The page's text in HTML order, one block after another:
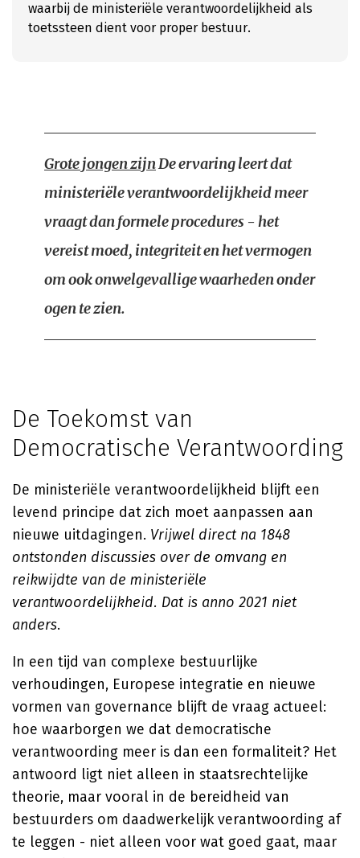
waarbij de ministeriële verantwoordelijkheid als
toetssteen dient voor proper bestuur.
Grote jongen zijnDe ervaring leert dat
ministeriële verantwoordelijkheid meer
vraagt dan formele procedures - het
vereist moed, integriteit en het vermogen
om ook onwelgevallige waarheden onder
ogen te zien.
De Toekomst van
Democratische Verantwoording
De ministeriële verantwoordelijkheid blijft een
levend principe dat zich moet aanpassen aan
nieuwe uitdagingen. Vrijwel direct na 1848
ontstonden discussies over de omvang en
reikwijdte van de ministeriële
verantwoordelijkheid. Dat is anno 2021 niet
anders.
In een tijd van complexe bestuurlijke
verhoudingen, Europese integratie en nieuwe
vormen van governance blijft de vraag actueel:
hoe waarborgen we dat democratische
verantwoording meer is dan een formaliteit? Het
antwoord ligt niet alleen in staatsrechtelijke
theorie, maar vooral in de bereidheid van
bestuurders om daadwerkelijk verantwoording af
te leggen - niet alleen voor wat goed gaat, maar